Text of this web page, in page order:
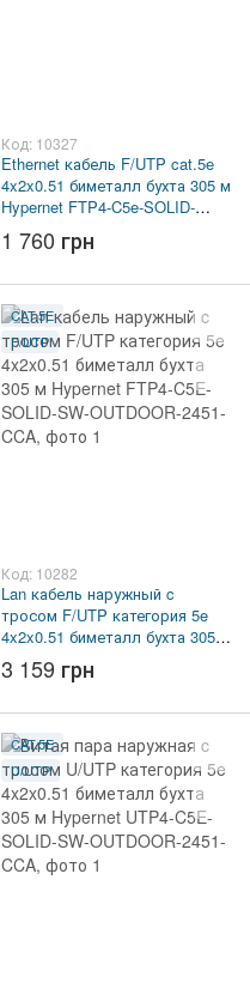
Код: 10327
Ethernet кабель F/UTP cat.5e
4x2x0.51 биметалл бухта 305 м
Hypernet FTP4-C5e-SOLID-
2451-CCA
1 760 грн
CAT.5E
F/UTP
Код: 10282
Lan кабель наружный c
тросом F/UTP категория 5e
4x2x0.51 биметалл бухта 305 м
Hypernet FTP4-C5E-SOLID-SW-
OUTDOOR-2451-CCA
3 159 грн
CAT.5E
U/UTP